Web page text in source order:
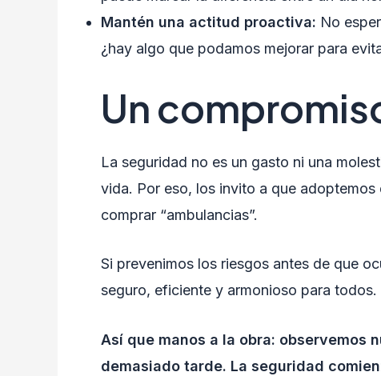
Mantén una actitud proactiva: No
¿hay algo que podamos mejorar para
Un
La seguridad no es un gasto ni una
vida. Por eso, los invito a que
comprar “ambulancias”.
Si prevenimos los riesgos antes de que
seguro, eficiente y armonioso para todos.
Así que manos a la obra: observemos
demasiado tarde. La seguridad